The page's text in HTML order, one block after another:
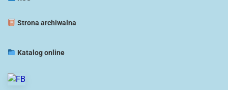
Strona archiwalna
Katalog online